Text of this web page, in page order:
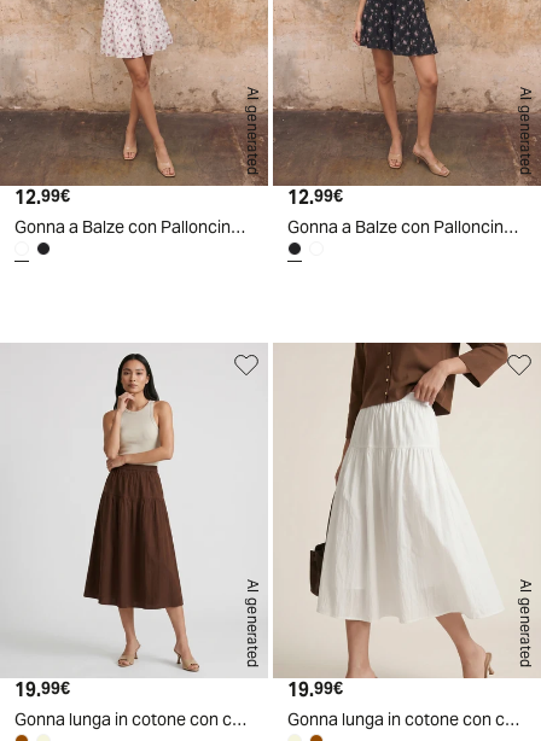
AI generated
Prezzo attuale
12.99€
Gonna a Balze con Palloncino Interno
AI generated
Prezzo attuale
12.99€
Gonna a Balze con Palloncino Interno
AI generated
Prezzo attuale
19.99€
Gonna lunga in cotone con coulisse - Marrone cioccolato
AI generated
Prezzo attuale
19.99€
Gonna lunga in cotone con coulisse - Avorio